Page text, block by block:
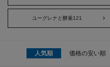
ユーグレナと酵素121
人気順 価格の安い順